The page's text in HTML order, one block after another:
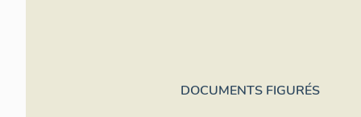
DOCUMENTS FIGURÉS